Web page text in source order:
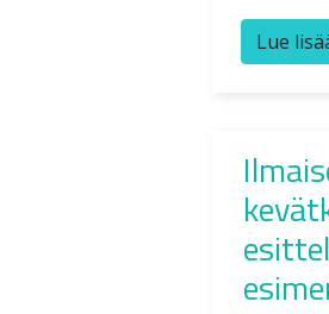
Lue